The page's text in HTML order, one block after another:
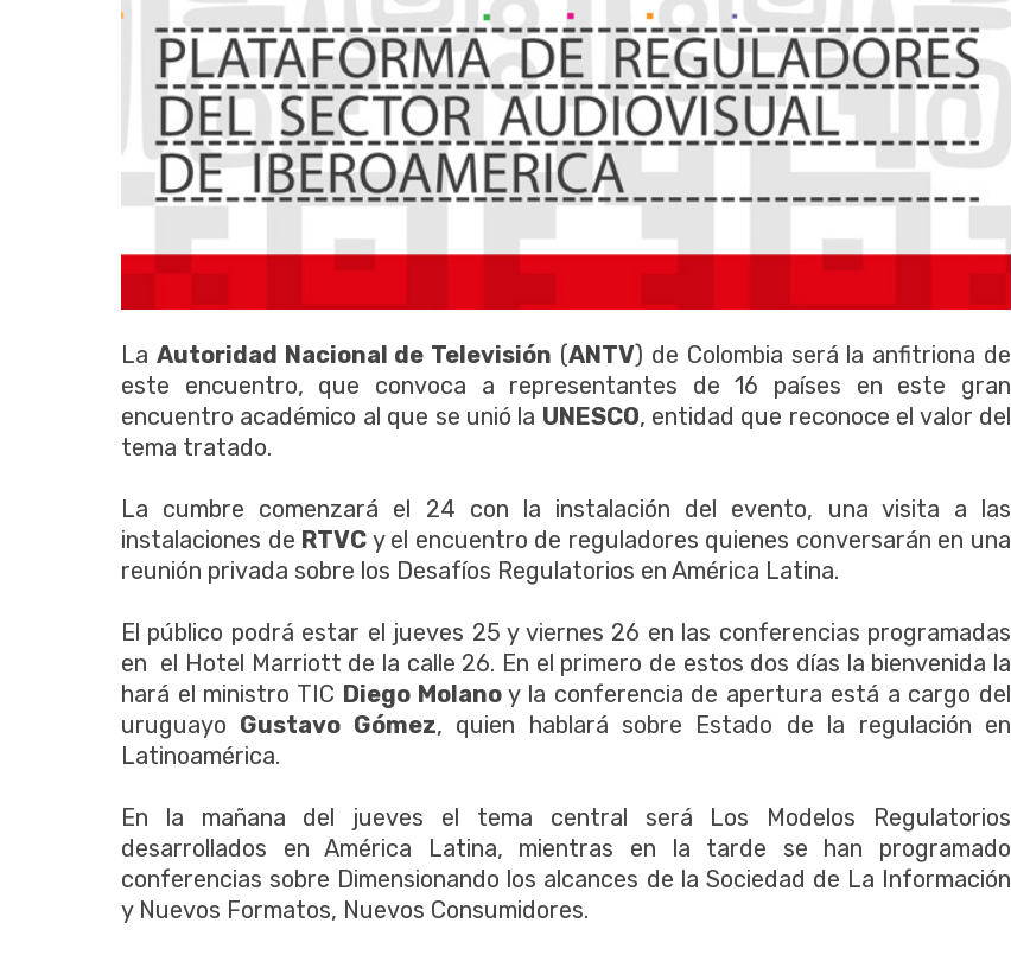
La Autoridad Nacional de Televisión (ANTV) de Colombia será la anfitriona de
este encuentro, que convoca a representantes de 16 países en este gran
encuentro académico al que se unió la UNESCO, entidad que reconoce el valor del
tema tratado.
La cumbre comenzará el 24 con la instalación del evento, una visita a las
instalaciones de RTVC y el encuentro de reguladores quienes conversarán en una
reunión privada sobre los Desafíos Regulatorios en América Latina.
El público podrá estar el jueves 25 y viernes 26 en las conferencias programadas
en el Hotel Marriott de la calle 26. En el primero de estos dos días la bienvenida la
hará el ministro TIC Diego Molanoy la conferencia de apertura está a cargo del
uruguayo Gustavo Gómez, quien hablará sobre Estado de la regulación en
Latinoamérica.
En la mañana del jueves el tema central será Los Modelos Regulatorios
desarrollados en América Latina, mientras en la tarde se han programado
conferencias sobre Dimensionando los alcances de la Sociedad de La Información
y Nuevos Formatos, Nuevos Consumidores.